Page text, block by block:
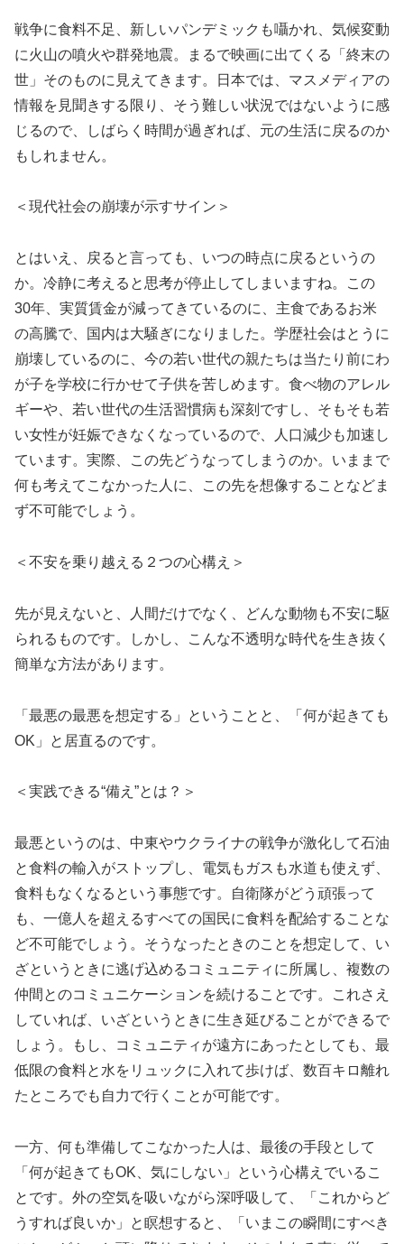
戦争に食料不足、新しいパンデミックも囁かれ、気候変動
に火山の噴火や群発地震。まるで映画に出てくる「終末の
世」そのものに見えてきます。日本では、マスメディアの
情報を見聞きする限り、そう難しい状況ではないように感
じるので、しばらく時間が過ぎれば、元の生活に戻るのか
もしれません。
＜現代社会の崩壊が示すサイン＞
とはいえ、戻ると言っても、いつの時点に戻るというの
か。冷静に考えると思考が停止してしまいますね。この
30年、実質賃金が減ってきているのに、主食であるお米
の高騰で、国内は大騒ぎになりました。学歴社会はとうに
崩壊しているのに、今の若い世代の親たちは当たり前にわ
が子を学校に行かせて子供を苦しめます。食べ物のアレル
ギーや、若い世代の生活習慣病も深刻ですし、そもそも若
い女性が妊娠できなくなっているので、人口減少も加速し
ています。実際、この先どうなってしまうのか。いままで
何も考えてこなかった人に、この先を想像することなどま
ず不可能でしょう。
＜不安を乗り越える２つの心構え＞
先が見えないと、人間だけでなく、どんな動物も不安に駆
られるものです。しかし、こんな不透明な時代を生き抜く
簡単な方法があります。
「最悪の最悪を想定する」ということと、「何が起きても
OK」と居直るのです。
＜実践できる“備え”とは？＞
最悪というのは、中東やウクライナの戦争が激化して石油
と食料の輸入がストップし、電気もガスも水道も使えず、
食料もなくなるという事態です。自衛隊がどう頑張って
も、一億人を超えるすべての国民に食料を配給することな
ど不可能でしょう。そうなったときのことを想定して、い
ざというときに逃げ込めるコミュニティに所属し、複数の
仲間とのコミュニケーションを続けることです。これさえ
していれば、いざというときに生き延びることができるで
しょう。もし、コミュニティが遠方にあったとしても、最
低限の食料と水をリュックに入れて歩けば、数百キロ離れ
たところでも自力で行くことが可能です。
一方、何も準備してこなかった人は、最後の手段として
「何が起きてもOK、気にしない」という心構えでいるこ
とです。外の空気を吸いながら深呼吸して、「これからど
うすれば良いか」と瞑想すると、「いまこの瞬間にすべき